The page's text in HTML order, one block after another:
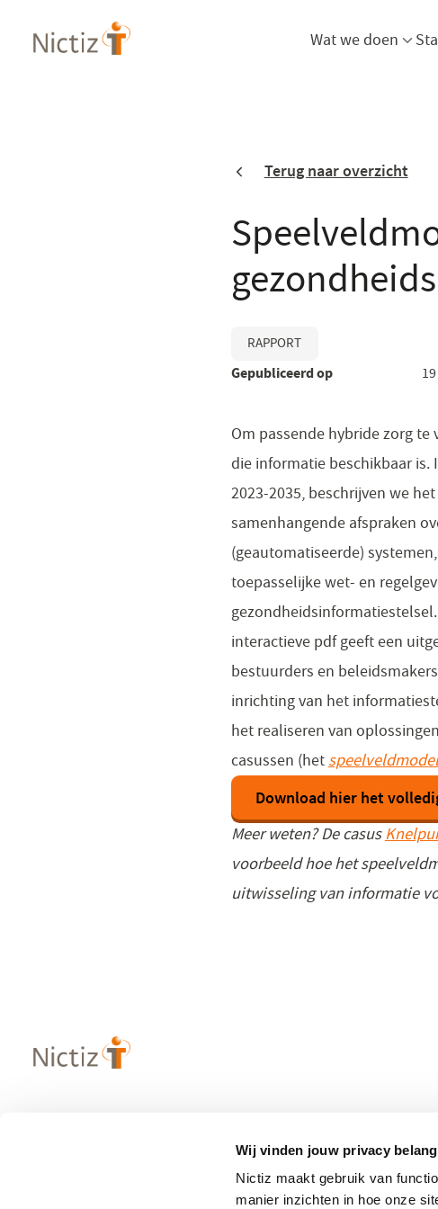
Wij vinden jouw privacy
Nictiz maakt gebruik van
manier inzichten in hoe onze
en
Wat we doen
Terug naar overzicht
RAPPORT
Gepubliceerd op
Om passende hybride zorg
die informatie beschikbaar is.
2023-2035, beschrijven we
samenhangende afspraken
(geautomatiseerde)
toepasselijke wet- en
interactieve pdf geeft een
bestuurders en
inrichting van het
het realiseren van
casussen (het speelveldmodel
Download hier het
Meer weten?De casus
voorbeeld hoe het
uitwisseling van informatie
Populaire
–
– Zibs